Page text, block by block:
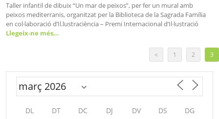
Taller infantil de dibuix “Un mar de peixos”, per fer un mural amb
peixos mediterranis, organitzat per la Biblioteca de la Sagrada Família
en col·laboració d’Il.lustraciència – Premi Internacional d’Il·lustració
Llegeix-ne més…
< 1 2 3
DL DT DC DJ DV DS DG